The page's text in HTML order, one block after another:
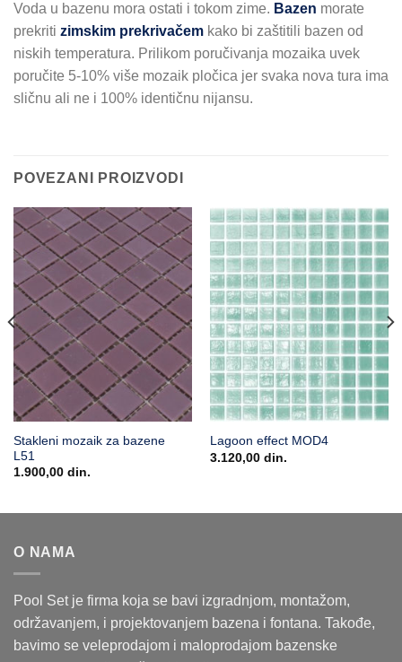
Voda u bazenu mora ostati i tokom zime. Bazen morate
prekriti zimskim prekrivačem kako bi zaštitili bazen od
niskih temperatura. Prilikom poručivanja mozaika uvek
poručite 5-10% više mozaik pločica jer svaka nova tura ima
sličnu ali ne i 100% identičnu nijansu.
POVEZANI PROIZVODI
Stakleni mozaik za bazene
L51
1.900,00 din.
Lagoon effect MOD4
3.120,00 din.
O NAMA
Pool Set je firma koja se bavi izgradnjom, montažom,
održavanjem, i projektovanjem bazena i fontana. Takođe,
bavimo se veleprodajom i maloprodajom bazenske